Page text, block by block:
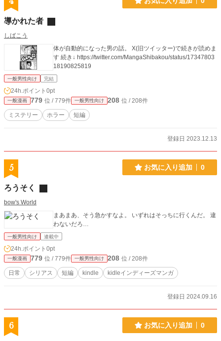
導かれた者
しばこう
体が自動的になった男の話。 X(旧ツイッター)で続きが読めま
す 続き↓ https://twitter.com/MangaShibakou/status/17347803
18190825819
一般男性向け 完結
24h.ポイント 0pt
一般漫画 779 位 / 779件 一般男性向け 208 位 / 208件
ミステリー ホラー 短編
登録日 2023.12.13
5 お気に入り追加 0
ろうそく
bow's World
まあまあ、そう急かすなよ。 いずれはそっちに行くんだ。 違
わないだろ…
一般男性向け 連載中
24h.ポイント 0pt
一般漫画 779 位 / 779件 一般男性向け 208 位 / 208件
日常 シリアス 短編 kindle kidleインディーズマンガ
登録日 2024.09.16
6 お気に入り追加 0